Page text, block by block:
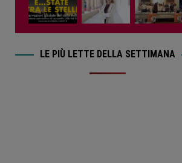
LE PIÙ LETTE DELLA SETTIMANA